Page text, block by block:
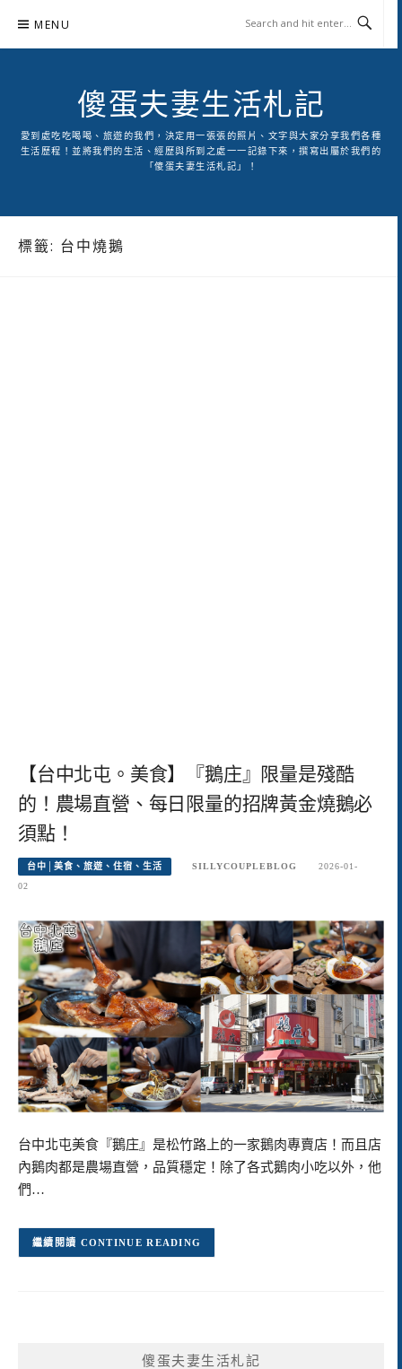
content
MENU
傻蛋夫妻生活札記
愛到處吃吃喝喝、旅遊的我們，決定用一張張的照片、文字與大家分享我們各種
生活歷程！並將我們的生活、經歷與所到之處一一記錄下來，撰寫出屬於我們的
「傻蛋夫妻生活札記」！
標籤: 台中燒鵝
【台中北屯。美食】『鵝庄』限量是殘酷
的！農場直營、每日限量的招牌黃金燒鵝必
須點！
台中│美食、旅遊、住宿、生活 SILLYCOUPLEBLOG
2026-01-
02
台中北屯美食『鵝庄』是松竹路上的一家鵝肉專賣店！而且店
內鵝肉都是農場直營，品質穩定！除了各式鵝肉小吃以外，他
們…
CONTINUE READING
傻蛋夫妻生活札記